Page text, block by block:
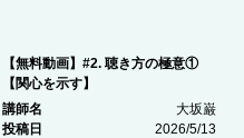
【無料動画】#2. 聴き方の極意①
【関心を示す】
講師名
大坂巌
投稿日
2026/5/13